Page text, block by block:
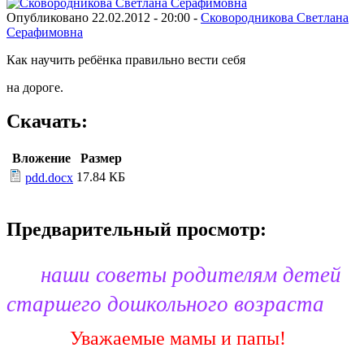
Опубликовано 22.02.2012 - 20:00 - Сковородникова Светлана
Серафимовна
Как научить ребёнка правильно вести себя
на дороге.
Скачать:
Вложение
Размер
pdd.docx 17.84 КБ
Предварительный просмотр:
наши советы родителям детей
старшего дошкольного возраста
Уважаемые мамы и папы!